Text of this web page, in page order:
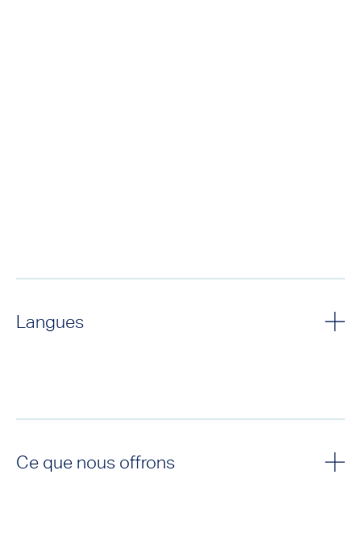
Langues
Ce que nous offrons